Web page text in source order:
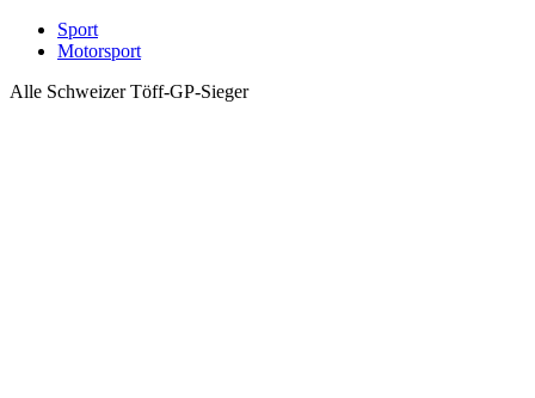
Sport
Motorsport
Alle Schweizer Töff-GP-Sieger